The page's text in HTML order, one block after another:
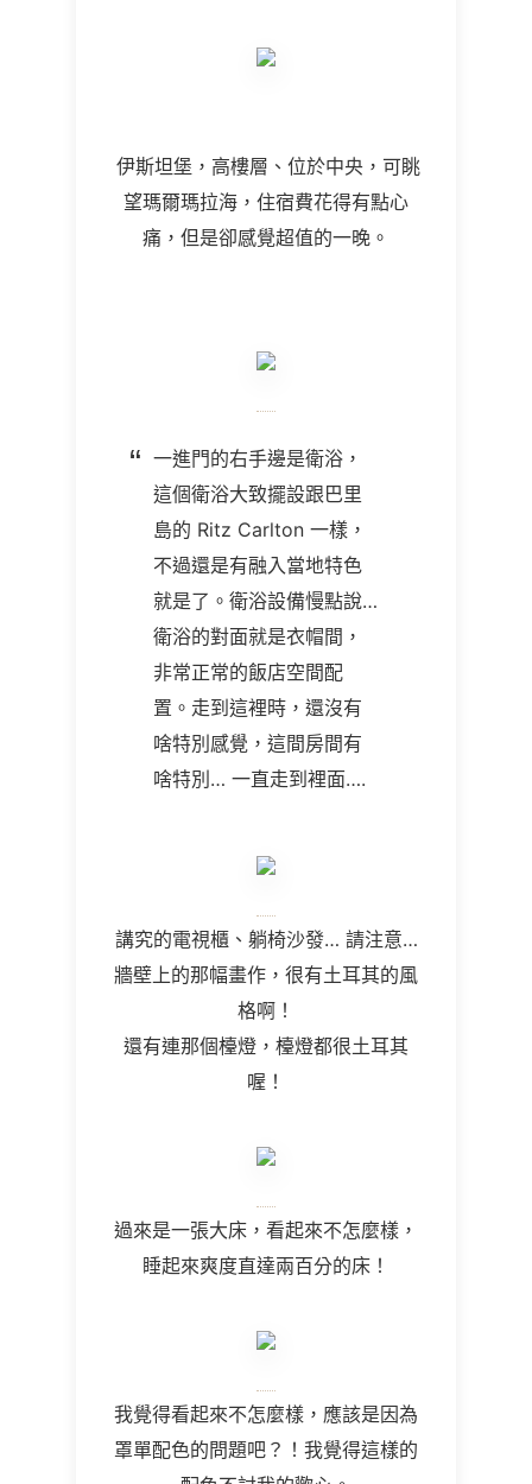
伊斯坦堡，高樓層、位於中央，可眺
望瑪爾瑪拉海，住宿費花得有點心
痛，但是卻感覺超值的一晚。
一進門的右手邊是衛浴，
這個衛浴大致擺設跟巴里
島的 Ritz Carlton 一樣，
不過還是有融入當地特色
就是了。衛浴設備慢點說…
衛浴的對面就是衣帽間，
非常正常的飯店空間配
置。走到這裡時，還沒有
啥特別感覺，這間房間有
啥特別 … 一直走到裡面….
講究的電視櫃、躺椅沙發… 請注意…
牆壁上的那幅畫作，很有土耳其的風
格啊！
還有連那個檯燈，檯燈都很土耳其
喔！
過來是一張大床，看起來不怎麼樣，
睡起來爽度直達兩百分的床！
我覺得看起來不怎麼樣，應該是因為
罩單配色的問題吧？！我覺得這樣的